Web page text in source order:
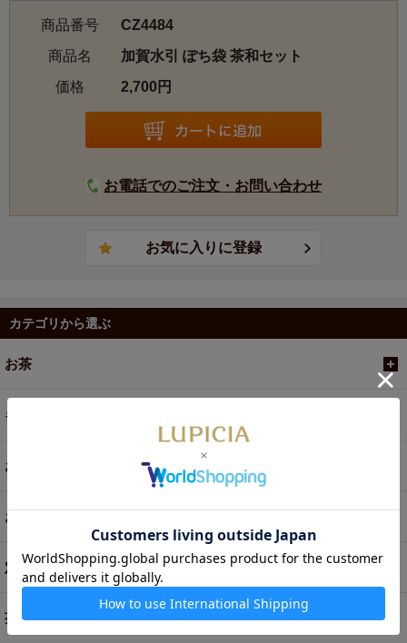
【セット内容】
・茶筅
商品番号
CZ4484
商品名
加賀水引 ぽち袋 茶和セット
価格
2,700円
お電話でのご注文・お問い合わせ
カテゴリから選ぶ
お茶
ギフト
お菓子・食品・飲料
お買い得商品
定期便
茶器・オリジナルグッズ